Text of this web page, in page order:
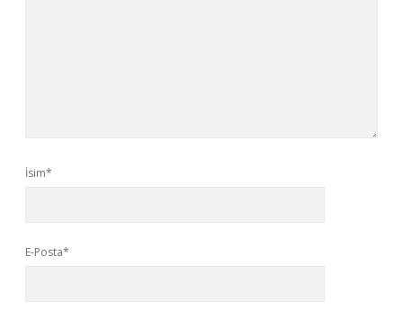
İsim*
E-Posta*